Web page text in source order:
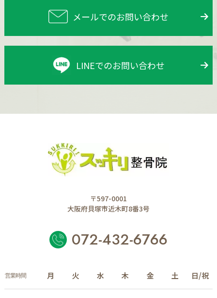
メールでのお問い合わせ
LINEでのお問い合わせ
〒597-0001
大阪府貝塚市近木町8番3号
072-432-6766
営業時間 月 火 水 木 金 土 日/祝